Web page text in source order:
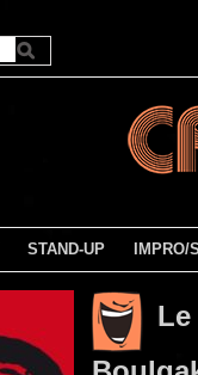
STAND-UP IMPRO/